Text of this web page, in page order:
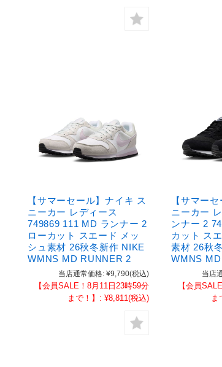
【サマーセール】ナイキ ス
ニーカー レディース
749869 111 MD ランナー 2
ローカット スエード メッ
シュ素材 26秋冬新作 NIKE
WMNS MD RUNNER 2
当店通常価格: ¥9,790(税込)
【会員SALE！8月11日23時59分
まで！】: ¥8,811(税込)
【サマー
ニーカー
ンナー 2
カット ス
素材 26秋
WMNS
当店
【会員
ま